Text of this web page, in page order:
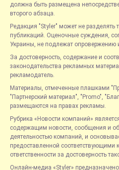
должна быть размещена
второго абзаца.
Редакция "Styler" может не разделять
публикаций. Оценочные суждения,
Украины, не подлежат
За достоверность, содержание и
законодательства рекламных
рекламодатель.
Материалы, отмеченные плашками
"Партнерский материал", "Promo",
размещаются на правах рекламы.
Рубрика «Новости компаний»
содержащим новости, сообщения и
деятельностью компаний, и
предоставленной соответствующими
ответственности за достоверность
Онлайн-медиа «Styler»